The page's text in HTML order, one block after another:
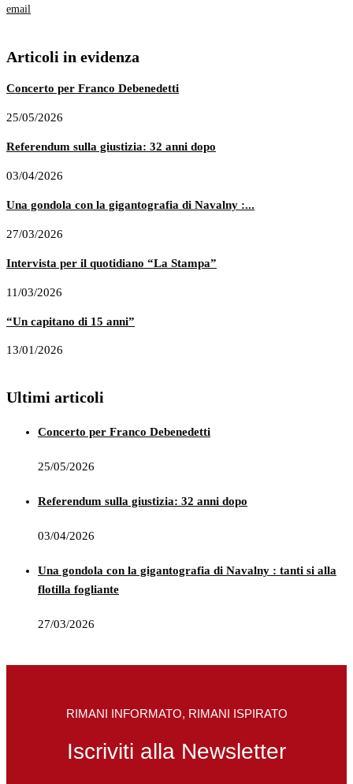
email
Articoli in evidenza
Concerto per Franco Debenedetti
25/05/2026
Referendum sulla giustizia: 32 anni dopo
03/04/2026
Una gondola con la gigantografia di Navalny :...
27/03/2026
Intervista per il quotidiano “La Stampa”
11/03/2026
“Un capitano di 15 anni”
13/01/2026
Ultimi articoli
Concerto per Franco Debenedetti
25/05/2026
Referendum sulla giustizia: 32 anni dopo
03/04/2026
Una gondola con la gigantografia di Navalny : tanti si alla
flotilla fogliante
27/03/2026
RIMANI INFORMATO, RIMANI ISPIRATO
Iscriviti alla Newsletter